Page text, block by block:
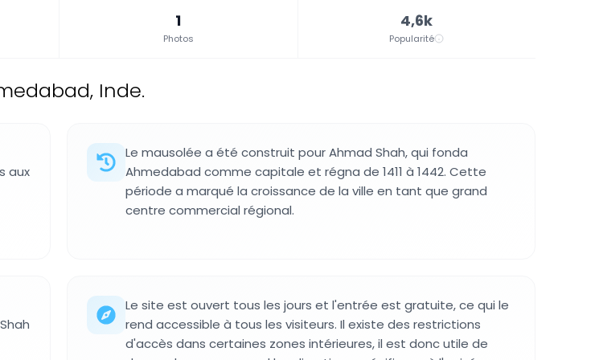
1
Photos
4,6k
Popularité
Inde.
aux
Le mausolée a été construit pour Ahmad Shah, qui fonda
Ahmedabad comme capitale et régna de 1411 à 1442. Cette
période a marqué la croissance de la ville en tant que grand
centre commercial régional.
Le site est ouvert tous les jours et l'entrée est gratuite, ce qui le
rend accessible à tous les visiteurs. Il existe des restrictions
d'accès dans certaines zones intérieures, il est donc utile de